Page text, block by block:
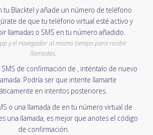
tu Blacktel y añade un número de teléfono
de que tu teléfono virtual esté activo y
llamadas o SMS en tu número añadido.
y el navegador al mismo tiempo para recibir
llamadas.
de confirmación de , inténtalo de nuevo
Podría ser que intente llamarte
en intentos posteriores.
o una llamada de en tu número virtual de
una llamada, es mejor que anotes el código
de confirmación.